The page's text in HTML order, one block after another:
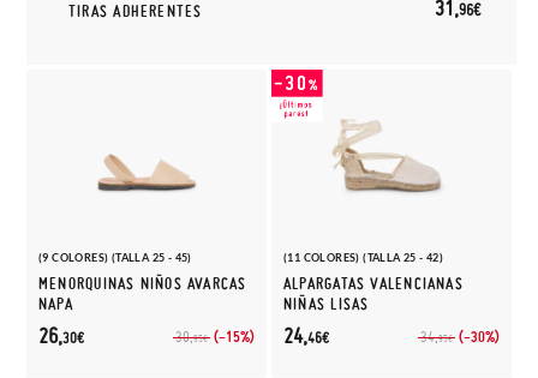
TIRAS ADHERENTES
31,96€
(9 COLORES) (TALLA 25 - 45)
MENORQUINAS NIÑOS AVARCAS
NAPA
30,95€ (-15%)
26,30€
(11 COLORES) (TALLA 25 - 42)
ALPARGATAS VALENCIANAS
NIÑAS LISAS
34,95€ (-30%)
24,46€